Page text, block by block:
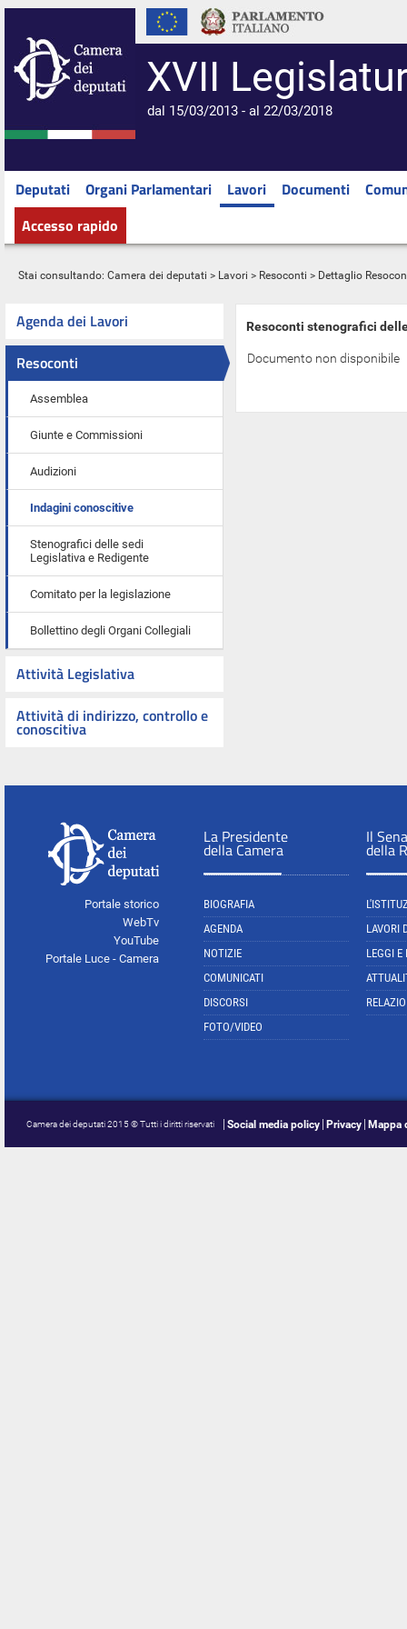
XVII
dal 15/03/2013 - al 22/03/2018
Deputati Organi Parlamentari Lavori Documenti
Accesso rapido
Stai consultando: Camera dei deputati > Lavori > Resoconti > Dettaglio
Agenda dei Lavori
Resoconti
Assemblea
Giunte e Commissioni
Audizioni
Indagini conoscitive
Stenografici delle sedi
Legislativa e Redigente
Comitato per la legislazione
Bollettino degli Organi Collegiali
Attività Legislativa
Attività di indirizzo, controllo e
conoscitiva
Resoconti stenografici
Documento non disponibile
Portale storico
WebTv
YouTube
Portale Luce - Camera
La Presidente
della Camera
BIOGRAFIA
AGENDA
NOTIZIE
COMUNICATI
DISCORSI
FOTO/VIDEO
Il
della
LAVORI
LEGGI E
Camera dei deputati 2015 © Tutti i diritti riservati Social media policy Privacy Mappa